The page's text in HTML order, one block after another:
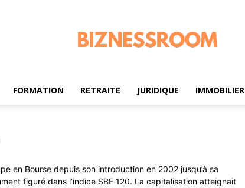
FORMATION RETRAITE JURIDIQUE IMMOBILIER
en Bourse depuis son introduction en 2002 jusqu’à sa
figuré dans l’indice SBF 120. La capitalisation atteignait